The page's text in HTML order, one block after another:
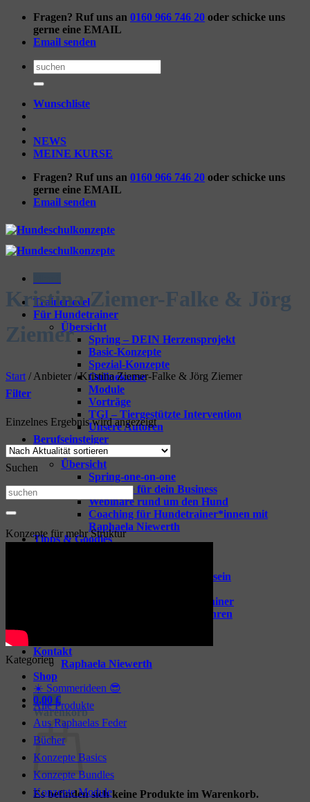
Zum
springen
Fragen? Ruf uns an 0160 966 746 20 oder schicke uns
gerne eine EMAIL
Email senden
Suchen
nach:
Wunschliste
NEWS
MEINE KURSE
Fragen? Ruf uns an 0160 966 746 20 oder schicke uns
gerne eine EMAIL
Email senden
Trainerlevel
Für Hundetrainer
Übersicht
Spring – DEIN Herzensprojekt
Basic-Konzepte
Spezial-Konzepte
Onlinekurse
Module
Vorträge
TGI – Tiergestützte Intervention
Unsere Autoren
Berufseinsteiger
Fortbildungen
Übersicht
Spring-one-on-one
Webinare für dein Business
Webinare rund um den Hund
Coaching für Hundetrainer*innen mit
Raphaela Niewerth
Tipps & Goodies
Vorbereitung aufs Hundetrainersein
Erfolgreich Starten als Hundetrainer
Hundeschule mit Leichtigkeit führen
Kontakt
Raphaela Niewerth
Shop
0,00€
Warenkorb
Es befinden sich keine Produkte im Warenkorb.
Kristina Ziemer-Falke & Jörg
Ziemer
Start / Anbieter /Kristina Ziemer-Falke & Jörg Ziemer
Filter
Einzelnes Ergebnis wird angezeigt
Suchen
Suchen
nach:
Konzepte für mehr Struktur
Kategorien
☀️ Sommerideen 😎
Alle Produkte
Aus Raphaelas Feder
Bücher
Konzepte Basics
Konzepte Bundles
Konzepte Module